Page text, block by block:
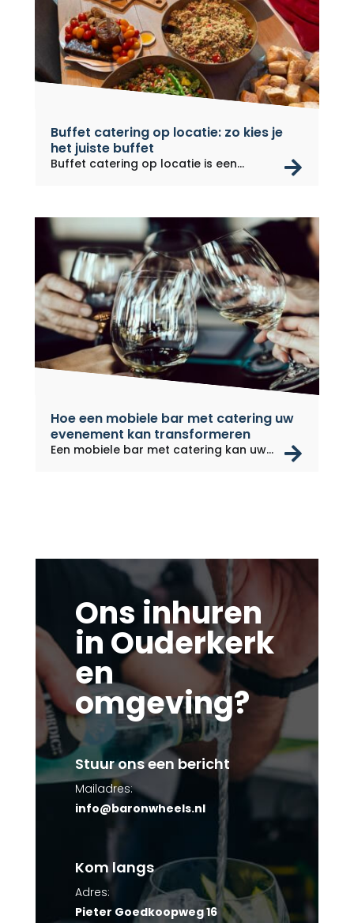
Buffet catering op locatie: zo kies je
het juiste buffet
Buffet catering op locatie is een...
Hoe een mobiele bar met catering uw
evenement kan transformeren
Een mobiele bar met catering kan uw...
Ons inhuren
in Ouderkerk
en
omgeving?
Stuur ons een bericht
Mailadres:
info@baronwheels.nl
Kom langs
Adres:
Pieter Goedkoopweg 16